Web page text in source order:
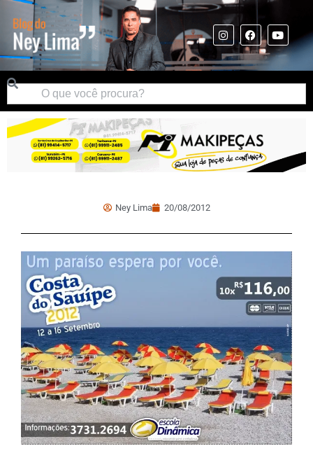
Ney Lima 20/08/2012